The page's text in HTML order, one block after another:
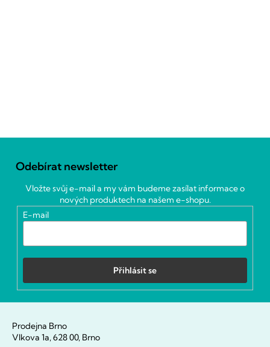
Odebírat newsletter
Vložte svůj e-mail a my vám budeme zasílat informace o
nových produktech na našem e-shopu.
E-mail
Přihlásit se
Prodejna Brno
Vlkova 1a, 628 00, Brno